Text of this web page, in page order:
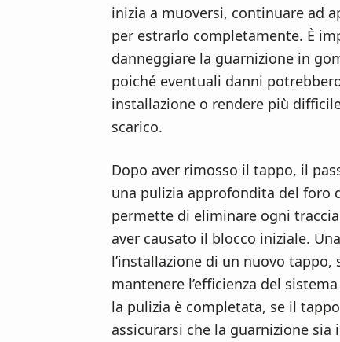
inizia a muoversi, continuare ad
per estrarlo completamente. È
danneggiare la guarnizione in
poiché eventuali danni
installazione o rendere più
scarico.
Dopo aver rimosso il tappo, il
una pulizia approfondita del foro
permette di eliminare ogni
aver causato il blocco iniziale.
l’installazione di un nuovo
mantenere l’efficienza del
la pulizia è completata, se il
assicurarsi che la guarnizione